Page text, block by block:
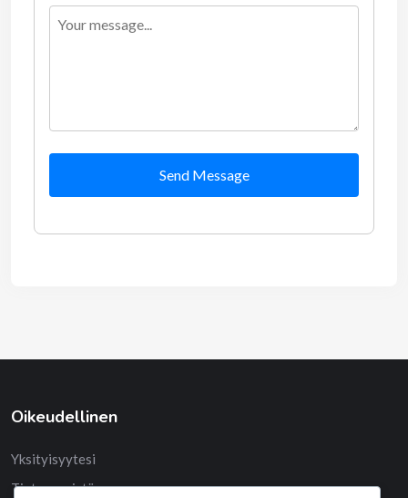
Send Message
Oikeudellinen
Yksityisyytesi
Tietoa meistä